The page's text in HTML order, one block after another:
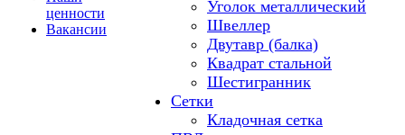
ценности
Вакансии
Уголок металлический
Швеллер
Двутавр (балка)
Квадрат стальной
Шестигранник
Сетки
Кладочная сетка